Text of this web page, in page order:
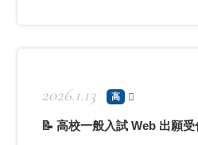
2026.1.13 高
📝 高校一般入試 Web 出願受